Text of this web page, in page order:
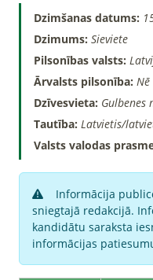
Dzimšanas datums:
Dzimums: Sieviete
Pilsonības valsts:
Ārvalsts pilsonība: Nē
Dzīvesvieta: Gulbenes
Tautība: Latvietis/
Valsts valodas
Informācija
sniegtajā redakcijā.
kandidātu saraksta
informācijas